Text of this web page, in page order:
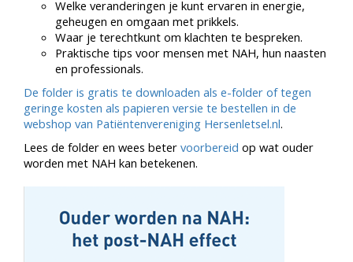
Welke veranderingen je kunt ervaren in energie,
geheugen en omgaan met prikkels.
Waar je terechtkunt om klachten te bespreken.
Praktische tips voor mensen met NAH, hun naasten
en professionals.
De folder is gratis te downloaden als e-folder of tegen
geringe kosten als papieren versie te bestellen in de
webshop van Patiëntenvereniging Hersenletsel.nl.
Lees de folder en wees beter voorbereid op wat ouder
worden met NAH kan betekenen.